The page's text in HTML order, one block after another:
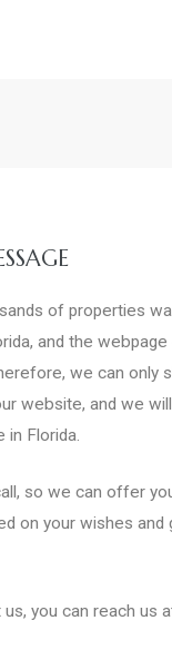
of properties
and the
we can only
website, and we
in Florida.
so we can offer
on your wishes and
you can reach us